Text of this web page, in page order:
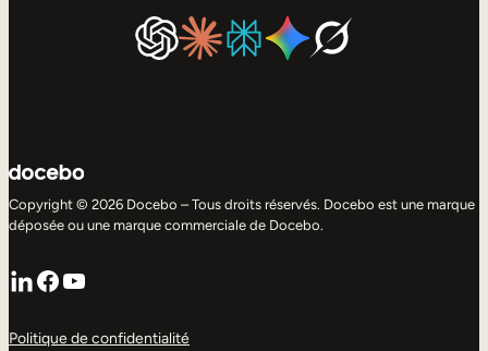
Copyright © 2026 Docebo – Tous droits réservés. Docebo est une marque
déposée ou une marque commerciale de Docebo.
LinkedIn
Facebook
YouTube
Politique de confidentialité